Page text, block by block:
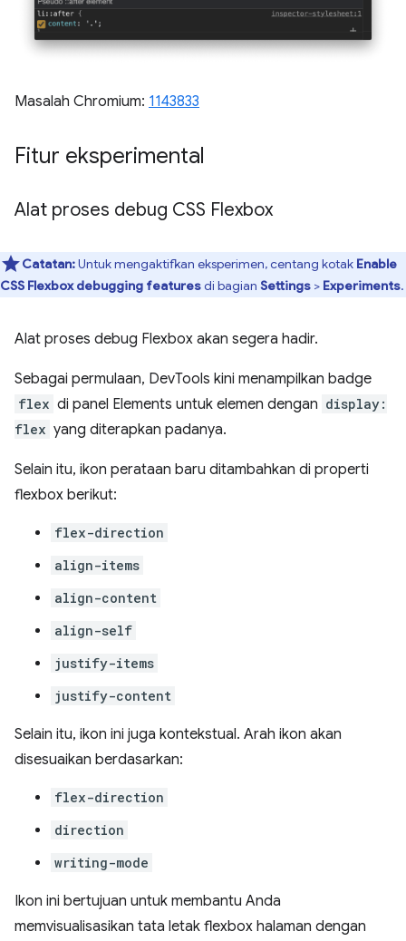
Masalah Chromium: 1143833
Fitur eksperimental
Alat proses debug CSS Flexbox
Catatan:Untuk mengaktifkan eksperimen, centang kotak Enable
CSS Flexbox debugging featuresdi bagian Settings > Experiments.
Alat proses debug Flexbox akan segera hadir.
Sebagai permulaan, DevTools kini menampilkan badge
flex di panel Elements untuk elemen dengan display:
flex yang diterapkan padanya.
Selain itu, ikon perataan baru ditambahkan di properti
flexbox berikut:
flex-direction
align-items
align-content
align-self
justify-items
justify-content
Selain itu, ikon ini juga kontekstual. Arah ikon akan
disesuaikan berdasarkan:
flex-direction
direction
writing-mode
Ikon ini bertujuan untuk membantu Anda
memvisualisasikan tata letak flexbox halaman dengan